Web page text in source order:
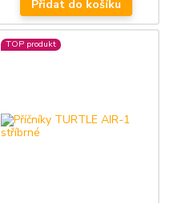
Přidat do košíku
TOP produkt